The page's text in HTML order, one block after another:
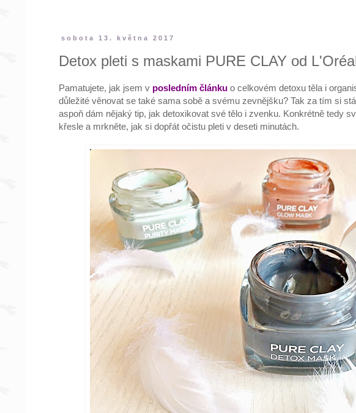
sobota 13. května 2017
Detox pleti s maskami PURE CLAY od
Pamatujete, jak jsem v posledním článku o celkovém detoxu těla i
důležité věnovat se také sama sobě a svému zevnějšku? Tak za tím si
aspoň dám nějaký tip, jak detoxikovat své tělo i zvenku. Konkrétně tedy
křesle a mrkněte, jak si dopřát očistu pleti v deseti minutách.